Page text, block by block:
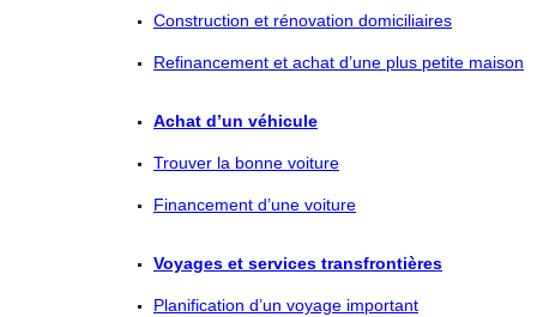
Construction et rénovation domiciliaires
Refinancement et achat d’une plus petite maison
Achat d’un véhicule
Trouver la bonne voiture
Financement d’une voiture
Voyages et services transfrontières
Planification d’un voyage important